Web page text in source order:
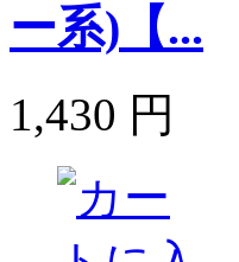
ー系)【...
1,430 円